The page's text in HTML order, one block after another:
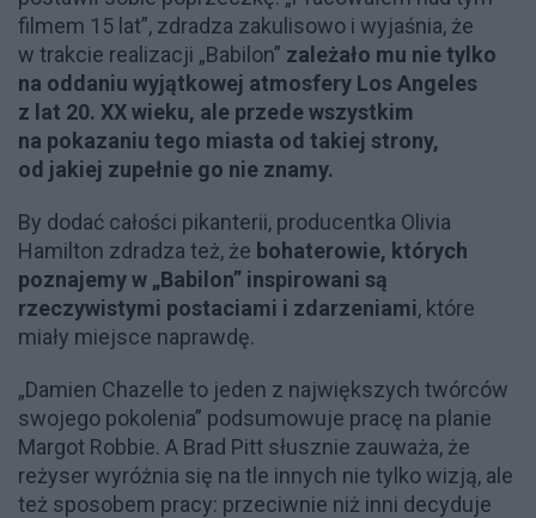
filmem 15 lat”, zdradza zakulisowo i wyjaśnia, że
w trakcie realizacji „Babilon” zależało mu nie tylko
na oddaniu wyjątkowej atmosfery Los Angeles
z lat 20. XX wieku, ale przede wszystkim
na pokazaniu tego miasta od takiej strony,
od jakiej zupełnie go nie znamy.
By dodać całości pikanterii, producentka Olivia
Hamilton zdradza też, że bohaterowie, których
poznajemy w „Babilon” inspirowani są
rzeczywistymi postaciami i zdarzeniami, które
miały miejsce naprawdę.
„Damien Chazelle to jeden z największych twórców
swojego pokolenia” podsumowuje pracę na planie
Margot Robbie. A Brad Pitt słusznie zauważa, że
reżyser wyróżnia się na tle innych nie tylko wizją, ale
też sposobem pracy: przeciwnie niż inni decyduje